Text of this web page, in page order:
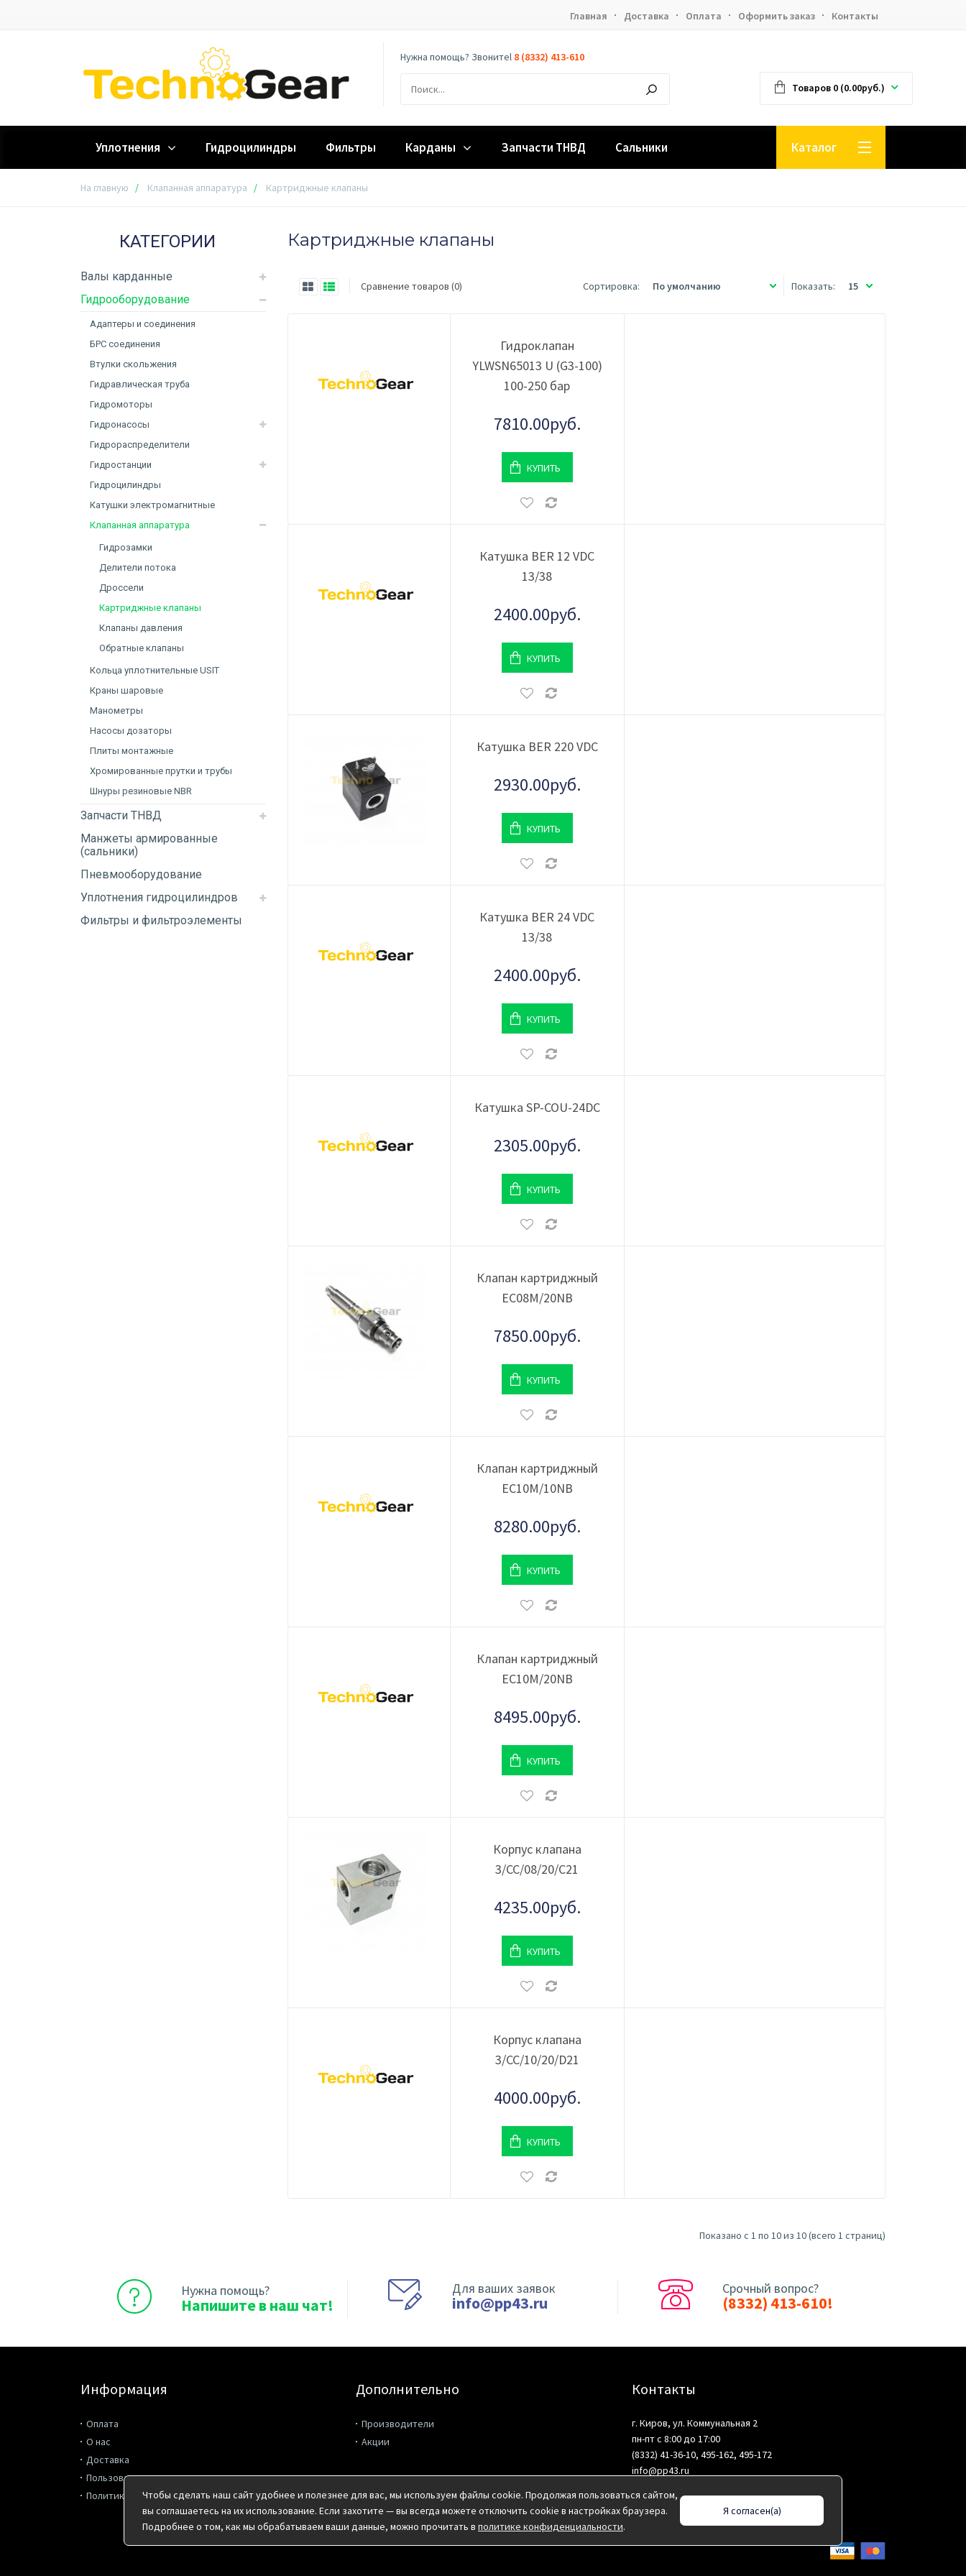
Главная Доставка Оплата Оформить заказ Контакты
Нужна помощь? Звонитеl 8 (8332) 413-610
Товаров 0 (0.00руб.)
Уплотнения Гидроцилиндры Фильтры Карданы Запчасти ТНВД Каталог
Сальники
На главную Клапанная аппаратура Картриджные клапаны
КАТЕГОРИИ
Валы карданные
Гидрооборудование
Адаптеры и соединения
БРС соединения
Втулки скольжения
Гидравлическая труба
Гидромоторы
Гидронасосы
Гидрораспределители
Гидростанции
Гидроцилиндры
Катушки электромагнитные
Клапанная аппаратура
Гидрозамки
Делители потока
Дроссели
Картриджные клапаны
Клапаны давления
Обратные клапаны
Кольца уплотнительные USIT
Краны шаровые
Манометры
Насосы дозаторы
Плиты монтажные
Хромированные прутки и трубы
Шнуры резиновые NBR
Запчасти ТНВД
Манжеты армированные
(сальники)
Пневмооборудование
Уплотнения гидроцилиндров
Фильтры и фильтроэлементы
Картриджные клапаны
Сравнение товаров (0) Сортировка: Показать:
Гидроклапан
YLWSN65013 U (G3-100)
100-250 бар
7810.00руб.
КУПИТЬ
Катушка BER 12 VDC
13/38
2400.00руб.
КУПИТЬ
Катушка BER 220 VDC
2930.00руб.
КУПИТЬ
Катушка BER 24 VDC
13/38
2400.00руб.
КУПИТЬ
Катушка SP-COU-24DC
2305.00руб.
КУПИТЬ
Клапан картриджный
EC08M/20NB
7850.00руб.
КУПИТЬ
Клапан картриджный
EC10M/10NB
8280.00руб.
КУПИТЬ
Клапан картриджный
EC10M/20NB
8495.00руб.
КУПИТЬ
Корпус клапана
3/CC/08/20/С21
4235.00руб.
КУПИТЬ
Корпус клапана
3/CC/10/20/D21
4000.00руб.
КУПИТЬ
Показано с 1 по 10 из 10 (всего 1 страниц)
Нужна помощь?
Напишите в наш чат!
Для ваших заявок
info@pp43.ru
Срочный вопрос?
(8332) 413-610!
Информация
Оплата
О нас
Доставка
Пользовательское соглашение
Политика конфиденциальности
Дополнительно
Производители
Акции
Контакты
г. Киров, ул. Коммунальная 2
пн-пт с 8:00 до 17:00
(8332) 41-36-10, 495-162, 495-172
info@pp43.ru
Чтобы сделать наш сайт удобнее и полезнее для вас, мы используем файлы cookie. Продолжая пользоваться сайтом,
вы соглашаетесь на их использование. Если захотите — вы всегда можете отключить cookie в настройках браузера.
Подробнее о том, как мы обрабатываем ваши данные, можно прочитать в политике конфиденциальности.
Я согласен(а)